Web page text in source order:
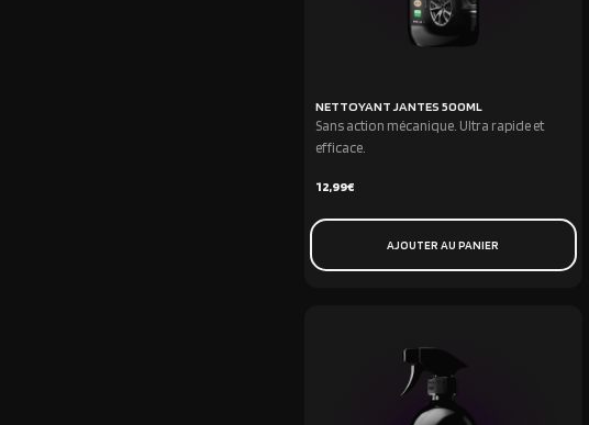
NETTOYANT JANTES 500ML
Sans action mécanique. Ultra rapide et
efficace.
12,99€
AJOUTER AU PANIER